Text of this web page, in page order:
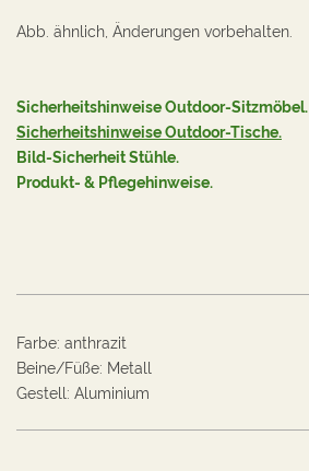
Abb. ähnlich, Änderungen vorbehalten.
Sicherheitshinweise Outdoor-Sitzmöbel.
Sicherheitshinweise Outdoor-Tische.
Bild-Sicherheit Stühle.
Produkt- & Pflegehinweise.
Farbe: anthrazit
Beine/Füße: Metall
Gestell: Aluminium